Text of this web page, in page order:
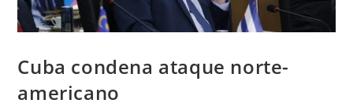
Cuba condena ataque norte-
americano